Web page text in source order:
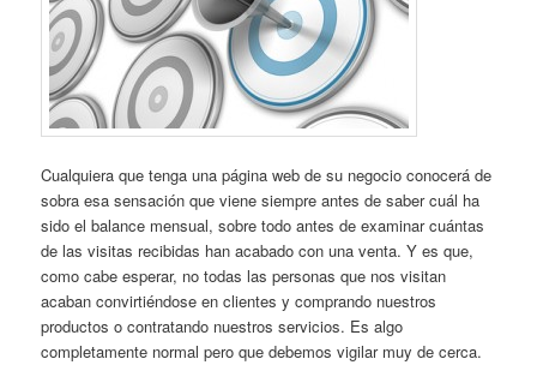
Cualquiera que tenga una página web de su negocio conocerá de
sobra esa sensación que viene siempre antes de saber cuál ha
sido el balance mensual, sobre todo antes de examinar cuántas
de las visitas recibidas han acabado con una venta. Y es que,
como cabe esperar, no todas las personas que nos visitan
acaban convirtiéndose en clientes y comprando nuestros
productos o contratando nuestros servicios. Es algo
completamente normal pero que debemos vigilar muy de cerca.